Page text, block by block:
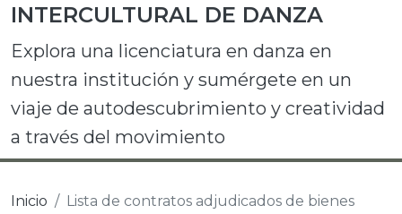
INTERCULTURAL DE DANZA
Explora una licenciatura en danza en
nuestra institución y sumérgete en un
viaje de autodescubrimiento y creatividad
a través del movimiento
Inicio Lista de contratos adjudicados de bienes